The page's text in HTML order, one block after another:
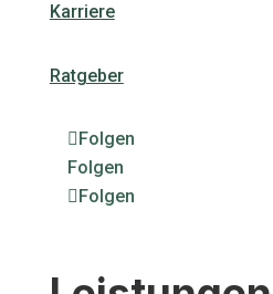
Karriere
Ratgeber
Folgen
Folgen
Folgen